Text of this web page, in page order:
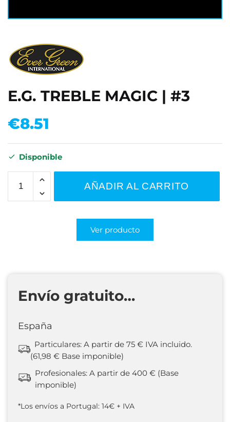
E.G. TREBLE MAGIC | #3
€8.51
Disponible
AÑADIR AL CARRITO
Ver producto
Envío gratuito…
España
Particulares: A partir de 75 € IVA incluido.
(61,98 € Base imponible)
Profesionales: A partir de 400 € (Base
imponible)
*Los envíos a Portugal: 14€ + IVA